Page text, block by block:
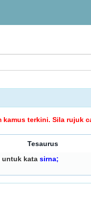
kamus terkini. Sila rujuk
Tesaurus
untuk kata sirna;